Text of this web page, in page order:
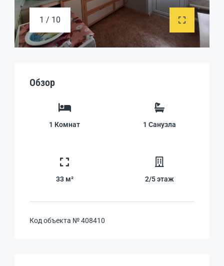
1 / 10
Обзор
1 Комнат 1 Санузла
33 м² 2/5этаж
Код объекта №408410